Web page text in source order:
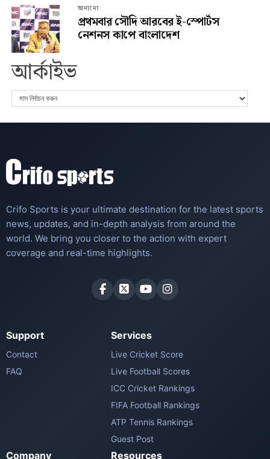
অন্যান্য
প্রথমবার সৌদি আরবের ই-স্পোর্টস
নেশনস কাপে বাংলাদেশ
আর্কাইভ
Crifo Sports is your ultimate destination for the latest sports
news, updates, and in-depth analysis from around the
world. We bring you closer to the action with expert
coverage and real-time highlights.
Support
Contact
FAQ
Services
Live Cricket Score
Live Football Scores
ICC Cricket Rankings
FIFA Football Rankings
ATP Tennis Rankings
Guest Post
Company Resources